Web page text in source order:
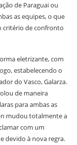
de Paraguai ou
as equipes, o que
critério de confronto
eletrizante, com
estabelecendo o
do Vasco, Galarza.
de maneira
para ambas as
mudou totalmente a
com um
devido à nova regra.